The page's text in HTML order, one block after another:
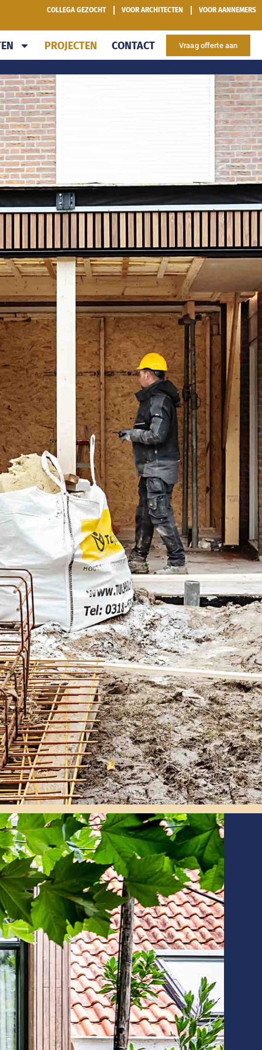
COLLEGA GEZOCHT VOOR ARCHITECTEN VOOR AANNEMERS
PROJECTEN CONTACT Vraag offerte aan